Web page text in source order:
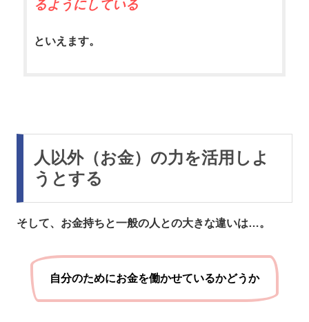
るようにしている
といえます。
人以外（お金）の力を活用しよ
うとする
そして、お金持ちと一般の人との大きな違いは…。
自分のためにお金を働かせているかどうか